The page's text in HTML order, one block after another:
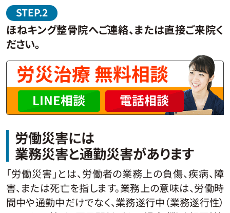
ほねキング整骨院へご連絡、または直接ご来院く
ださい。
労災治療 無料相談
LINE相談 電話相談
労働災害には
業務災害と通勤災害があります
「労働災害」とは、労働者の業務上の負傷、疾病、障
害、または死亡を指します。業務上の意味は、労働時
間中や通勤中だけでなく、業務遂行中（業務遂行性）